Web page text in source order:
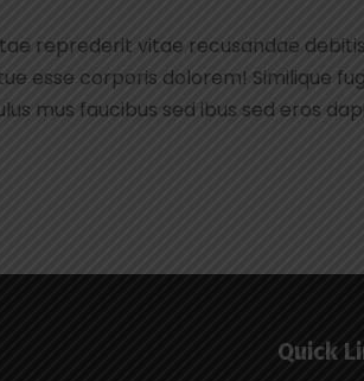
reprederit vitae recusandae
esse corporis dolorem! Similique
mus faucibus sed ibus sed eros
Quick